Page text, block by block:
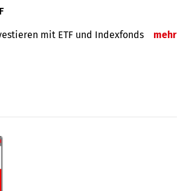
mit ETF und Indexfonds mehr